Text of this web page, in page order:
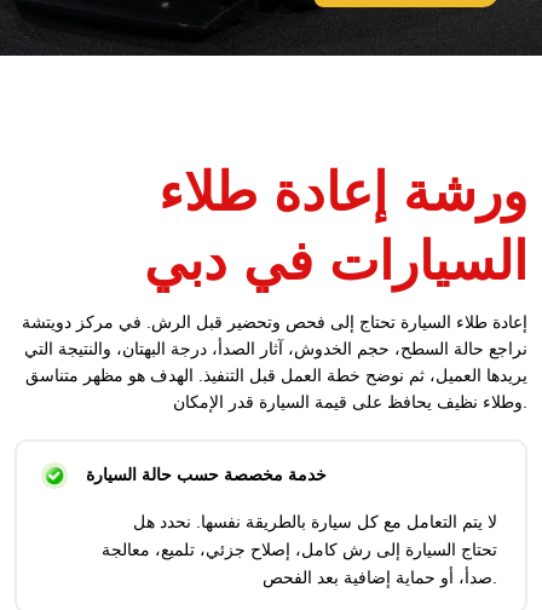
ورشة إعادة طلاء
السيارات في دبي
إعادة طلاء السيارة تحتاج إلى فحص وتحضير قبل الرش. في مركز دويتشة
نراجع حالة السطح، حجم الخدوش، آثار الصدأ، درجة البهتان، والنتيجة التي
يريدها العميل، ثم نوضح خطة العمل قبل التنفيذ. الهدف هو مظهر متناسق
خدمة مخصصة حسب حالة السيارة
لا يتم التعامل مع كل سيارة بالطريقة نفسها. نحدد هل
تحتاج السيارة إلى رش كامل، إصلاح جزئي، تلميع، معالجة